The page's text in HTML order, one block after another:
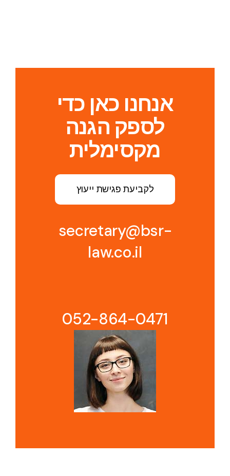
אנחנו כאן כדי
לספק הגנה
מקסימלית
לקביעת פגישת ייעוץ
secretary@bsr-
law.co.il
052-864-0471